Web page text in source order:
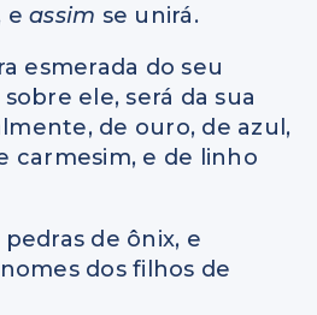
e assim se unirá.
esmerada do seu
sobre ele, será da sua
de ouro, de azul,
carmesim, e de linho
de ônix, e
dos filhos de